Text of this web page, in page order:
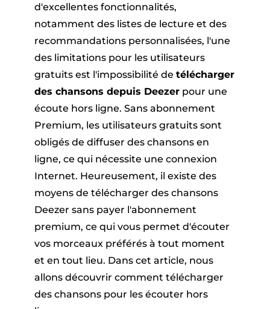
Pandora
en ligne
SoundCloud
d'excellentes fonctionnalités,
notamment des listes de lecture et des
recommandations personnalisées, l'une
des limitations pour les utilisateurs
gratuits est l'impossibilité de télécharger
des chansons depuis Deezerpour une
écoute hors ligne. Sans abonnement
Premium, les utilisateurs gratuits sont
obligés de diffuser des chansons en
ligne, ce qui nécessite une connexion
Internet. Heureusement, il existe des
moyens de télécharger des chansons
Deezer sans payer l'abonnement
premium, ce qui vous permet d'écouter
vos morceaux préférés à tout moment
et en tout lieu. Dans cet article, nous
allons découvrir comment télécharger
des chansons pour les écouter hors